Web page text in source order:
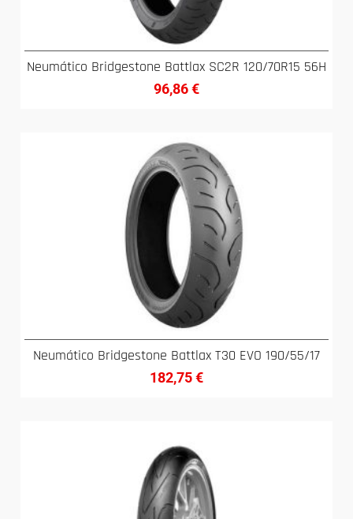
Neumático Bridgestone Battlax SC2R 120/70R15 56H
96,86€
Neumático Bridgestone Battlax T30 EVO 190/55/17
182,75€